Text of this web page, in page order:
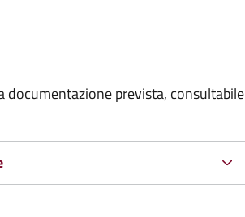
prevista, consultabile